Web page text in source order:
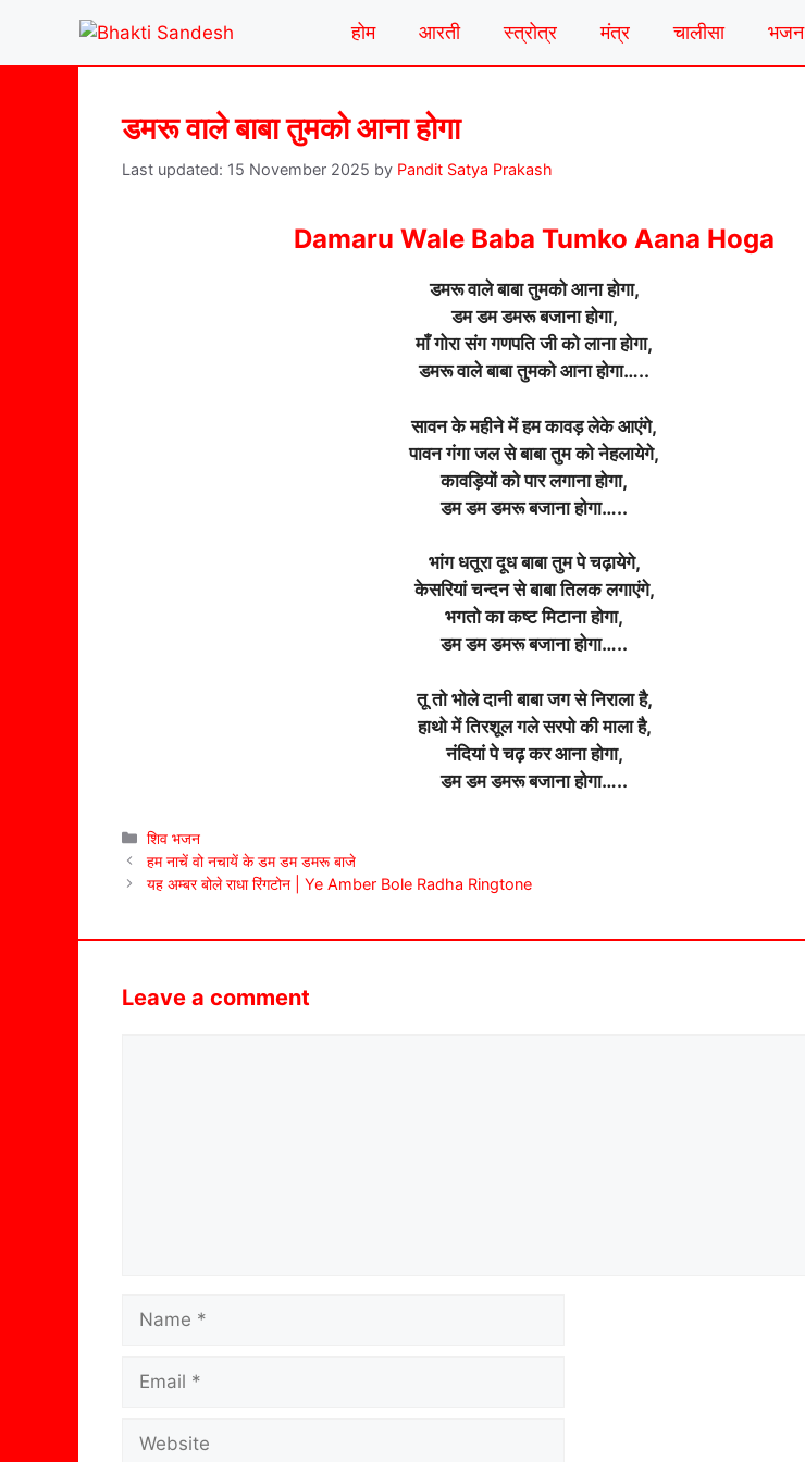
content
होम आरती स्त्रोत्र मंत्र चालीसा भजन
डमरू वाले बाबा तुमको आना होगा
15 November 2025 by Pandit Satya Prakash
Damaru Wale Baba Tumko Aana Hoga
डमरू वाले बाबा तुमको आना होगा,
डम डम डमरू बजाना होगा,
माँ गोरा संग गणपति जी को लाना होगा,
डमरू वाले बाबा तुमको आना होगा…..
सावन के महीने में हम कावड़ लेके आएंगे,
पावन गंगा जल से बाबा तुम को नेहलायेगे,
कावड़ियों को पार लगाना होगा,
डम डम डमरू बजाना होगा…..
भांग धतूरा दूध बाबा तुम पे चढ़ायेगे,
केसरियां चन्दन से बाबा तिलक लगाएंगे,
भगतो का कष्ट मिटाना होगा,
डम डम डमरू बजाना होगा…..
तू तो भोले दानी बाबा जग से निराला है,
हाथो में तिरशूल गले सरपो की माला है,
नंदियां पे चढ़ कर आना होगा,
डम डम डमरू बजाना होगा…..
Categories
शिव भजन
हम नाचें वो नचायें के डम डम डमरू बाजे
यह अम्बर बोले राधा रिंगटोन | Ye Amber Bole Radha Ringtone
Leave a comment